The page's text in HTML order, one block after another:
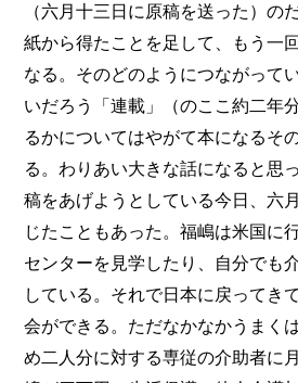
（六月十三日に原稿を送った）の
紙から得たことを足して、もう一
なる。そのどのようにつながって
いだろう「連載」（のここ約二年
るかについてはやがて本になるそ
る。わりあい大きな話になると思
稿をあげようとしている今日、六
じたこともあった。福嶋は米国に
センターを見学したり、自分でも
している。それで日本に戻ってき
会ができる。ただなかなかうまく
め二人分に対する専従の介助者に